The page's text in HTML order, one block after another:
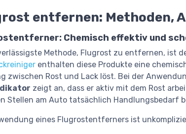
entfernen: Methoden,
Chemisch effektiv und
Methode, Flugrost zu entfernen, ist
enthalten diese Produkte eine
zwischen Rost und Lack löst. Bei der
zeigt an, dass er aktiv mit dem Rost
Stellen am Auto tatsächlich Handlungsbedarf
eines Flugrostentferners ist